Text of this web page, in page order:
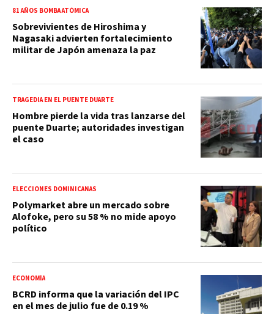
81 AÑOS BOMBA ATÓMICA
Sobrevivientes de Hiroshima y
Nagasaki advierten fortalecimiento
militar de Japón amenaza la paz
TRAGEDIA EN EL PUENTE DUARTE
Hombre pierde la vida tras lanzarse del
puente Duarte; autoridades investigan
el caso
ELECCIONES DOMINICANAS
Polymarket abre un mercado sobre
Alofoke, pero su 58 % no mide apoyo
político
ECONOMÍA
BCRD informa que la variación del IPC
en el mes de julio fue de 0.19 %